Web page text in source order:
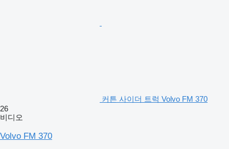
커튼 사이더 트럭 Volvo FM 370
26
비디오
Volvo FM 370